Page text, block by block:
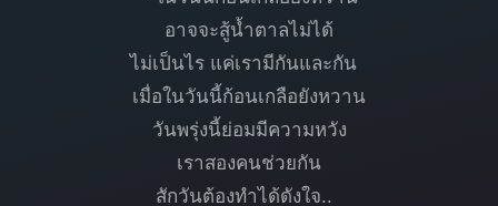
อาจจะสู้น้ำตาลไม่ได้
ไม่เป็นไร แค่เรามีกันและกัน
เมื่อในวันนี้ก้อนเกลือยังหวาน
วันพรุ่งนี้ย่อมมีความหวัง
เราสองคนช่วยกัน
สักวันต้องทำได้ดังใจ..